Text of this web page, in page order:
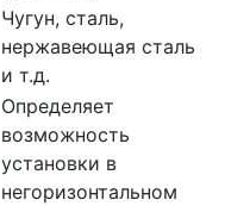
Чугун, сталь,
нержавеющая сталь
и т.д.
Определяет
возможность
установки в
негоризонтальном